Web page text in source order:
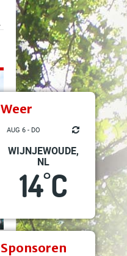
Weer
AUG 6 - DO
WIJNJEWOUDE,
NL
14°C
Sponsoren